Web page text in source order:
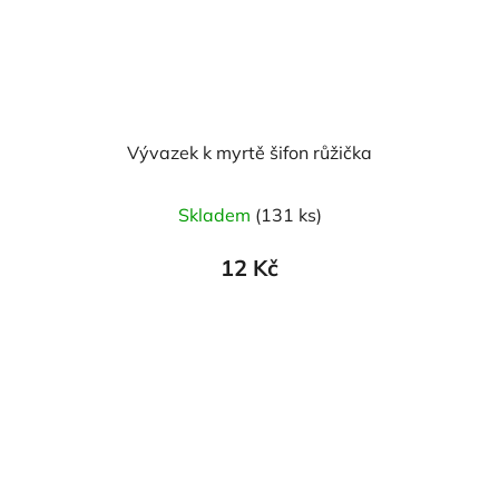
Vývazek k myrtě šifon růžička
Skladem (131 ks)
12 Kč